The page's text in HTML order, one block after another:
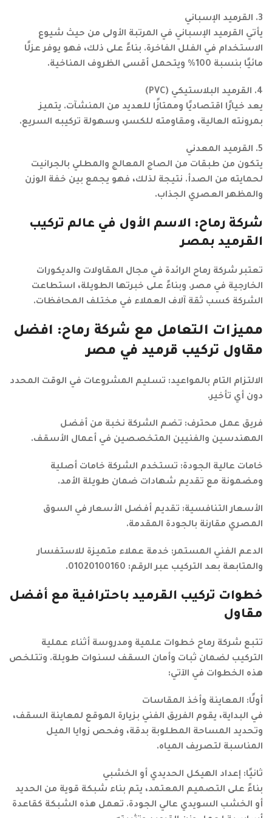
3. القرميد الإسباني
يأتي القرميد الإسباني في المرتبة الأولى من حيث شيوع
الاستخدام في الفلل الفاخرة. بناءً على ذلك، فهو يوفر عزلًا
مائيًا بنسبة 100% ويتحمل أقسى الظروف المناخية.
4. القرميد البلاستيكي (PVC)
يعد خيارًا اقتصاديًا وممتازًا للعديد من المنشآت. يتميز
بمرونته العالية، ومقاومته للكسر، وسهولة تركيبه السريع.
5. القرميد المعدني
يتكون من طبقات من الصاج المعالج والمطلي بالجرانيت
لحمايته من الصدأ. نتيجة لذلك، فهو يجمع بين خفة الوزن
والمظهر العصري الجذاب.
شركة رماح: الاسم الأول في عالم تركيب
القرميد بمصر
تعتبر شركة رماح الرائدة في مجال المقاولات والديكورات
الخارجية في مصر. وبناءً على خبرتها الطويلة، استطاعت
الشركة كسب ثقة آلاف العملاء في مختلف المحافظات.
مميزات التعامل مع شركة رماح: افضل
مقاول تركيب قرميد في مصر
الالتزام التام بالمواعيد: تسليم المشروعات في الوقت المحدد
دون أي تأخير.
فريق عمل محترف: تضم الشركة نخبة من أفضل
المهندسين والفنيين المتخصصين في أعمال الأسقف.
خامات عالية الجودة: تستخدم الشركة خامات أصلية
ومضمونة مع تقديم شهادات ضمان طويلة الأمد.
الأسعار التنافسية: تقديم أفضل الأسعار في السوق
المصري مقارنة بالجودة المقدمة.
الدعم الفني المستمر: خدمة عملاء متميزة للاستفسار
والمتابعة بعد التركيب عبر الرقم: 01020100160.
خطوات تركيب القرميد باحترافية مع أفضل
مقاول
تتبع شركة رماح خطوات علمية ومدروسة أثناء عملية
التركيب لضمان ثبات وأمان السقف لسنوات طويلة. وتتلخص
هذه الخطوات في الآتي:
أولًا: المعاينة وأخذ المقاسات
في البداية، يقوم الفريق الفني بزيارة الموقع لمعاينة السقف،
وتحديد المساحة المطلوبة بدقة، وفحص زوايا الميل
المناسبة لتصريف المياه.
ثانيًا: إعداد الهيكل الحديدي أو الخشبي
بناءً على التصميم المعتمد، يتم بناء شبكة قوية من الحديد
أو الخشب السويدي عالي الجودة. تعمل هذه الشبكة كقاعدة